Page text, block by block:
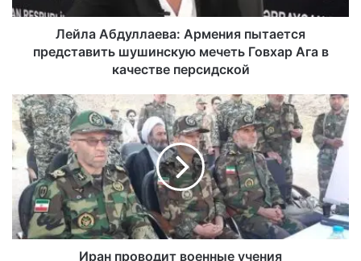
Лейла Абдуллаева: Армения пытается
представить шушинскую мечеть Говхар Ага в
качестве персидской
Иран проводит военные учения